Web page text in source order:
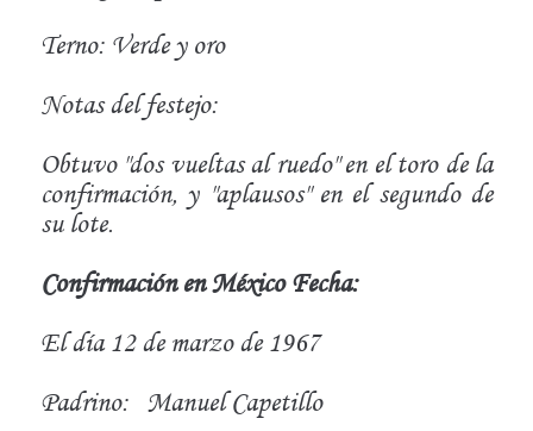
Terno: Verde y oro
Notas del festejo:
Obtuvo "dos vueltas al ruedo" en el toro de la
confirmación, y "aplausos" en el segundo de
su lote.
Confirmación en México Fecha:
El día 12 de marzo de 1967
Padrino: Manuel Capetillo